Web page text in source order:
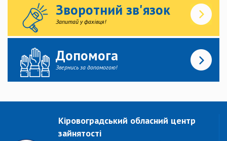
Зворотний зв'язок
Запитай у фахівця!
Допомога
Звернись за допомогою!
Кіровоградський обласний центр
зайнятості